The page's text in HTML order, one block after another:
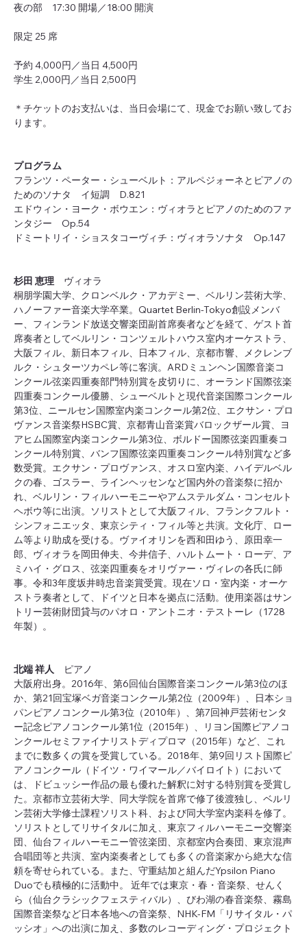
夜の部　17:30 開場／18:00 開演
限定 25 席
予約 4,000円／当日 4,500円
学生 2,000円／当日 2,500円
＊チケットのお支払いは、当日会場にて、現金でお願い致してお
ります。
プログラム
フランツ・ペーター・シューベルト：アルペジォーネとピアノの
ためのソナタ　イ短調　D.821
エドウィン・ヨーク・ボウエン：ヴィオラとピアノのためのファ
ンタジー　Op.54
ドミートリイ・ショスタコーヴィチ：ヴィオラソナタ　Op.147
杉田 恵理 ヴィオラ
桐朋学園大学、クロンベルク・アカデミー、ベルリン芸術大学、
ハノーファー音楽大学卒業。Quartet Berlin-Tokyo創設メンバ
ー、フィンランド放送交響楽団副首席奏者などを経て、ゲスト首
席奏者としてベルリン・コンツェルトハウス室内オーケストラ、
大阪フィル、新日本フィル、日本フィル、京都市響、メクレンブ
ルク・シュターツカペレ等に客演。ARDミュンヘン国際音楽コ
ンクール弦楽四重奏部門特別賞を皮切りに、オーランド国際弦楽
四重奏コンクール優勝、シューベルトと現代音楽国際コンクール
第3位、ニールセン国際室内楽コンクール第2位、エクサン・プロ
ヴァンス音楽祭HSBC賞、京都青山音楽賞バロックザール賞、ヨ
アヒム国際室内楽コンクール第3位、ボルドー国際弦楽四重奏コ
ンクール特別賞、バンフ国際弦楽四重奏コンクール特別賞など多
数受賞。エクサン・プロヴァンス、オスロ室内楽、ハイデルベル
クの春、ゴスラー、ラインヘッセンなど国内外の音楽祭に招か
れ、ベルリン・フィルハーモニーやアムステルダム・コンセルト
ヘボウ等に出演。ソリストとして大阪フィル、フランクフルト・
シンフォニエッタ、東京シティ・フィル等と共演。文化庁、ロー
ム等より助成を受ける。ヴァイオリンを西和田ゆう、原田幸一
郎、ヴィオラを岡田伸夫、今井信子、ハルトムート・ローデ、ア
ミハイ・グロス、弦楽四重奏をオリヴァー・ヴィレの各氏に師
事。令和3年度坂井時忠音楽賞受賞。現在ソロ・室内楽・オーケ
ストラ奏者として、ドイツと日本を拠点に活動。使用楽器はサン
トリー芸術財団貸与のパオロ・アントニオ・テストーレ（1728
年製）。
北端 祥人
ピアノ
大阪府出身。2016年、第6回仙台国際音楽コンクール第3位のほ
か、第21回宝塚ベガ音楽コンクール第2位（2009年）、日本ショ
パンピアノコンクール第3位（2010年）、第7回神戸芸術センタ
ー記念ピアノコンクール第1位（2015年）、リヨン国際ピアノコ
ンクールセミファイナリストディプロマ（2015年）など、これ
までに数多くの賞を受賞している。2018年、第9回リスト国際ピ
アノコンクール（ドイツ・ワイマール／バイロイト）において
は、ドビュッシー作品の最も優れた解釈に対する特別賞を受賞し
た。京都市立芸術大学、同大学院を首席で修了後渡独し、ベルリ
ン芸術大学修士課程ソリスト科、および同大学室内楽科を修了。
ソリストとしてリサイタルに加え、東京フィルハーモニー交響楽
団、仙台フィルハーモニー管弦楽団、京都室内合奏団、東京混声
合唱団等と共演、室内楽奏者としても多くの音楽家から絶大な信
頼を寄せられている。また、守重結加と組んだYpsilon Piano
Duoでも積極的に活動中。 近年では東京・春・音楽祭、せんく
ら（仙台クラシックフェスティバル）、びわ湖の春音楽祭、霧島
国際音楽祭など日本各地への音楽祭、NHK-FM「リサイタル・パ
ッシオ」への出演に加え、多数のレコーディング・プロジェクト